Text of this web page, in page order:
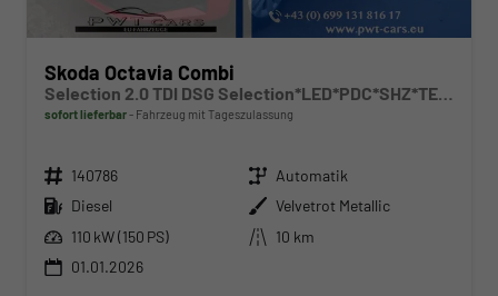
Skoda Octavia Combi
Selection 2.0 TDI DSG Selection*LED*PDC*SHZ*TEMPOMAT*SMARTLINK*KLIMA*
sofort lieferbar Fahrzeug mit Tageszulassung
Fahrzeugnr. 140786 Getriebe Automatik
Kraftstoff Diesel Außenfarbe Velvetrot Metallic
Leistung 110 kW (150 PS) Kilometerstand
10 km
01.01.2026